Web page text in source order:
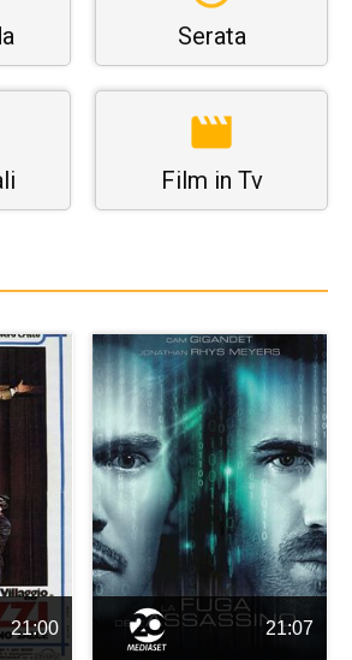
Serata
Film in Tv
21:00 21:07